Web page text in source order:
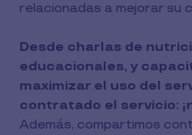
relacionadas a mejorar su
Desde charlas de
educacionales, y
maximizar el uso del
contratado el servicio:
Además, compartimos